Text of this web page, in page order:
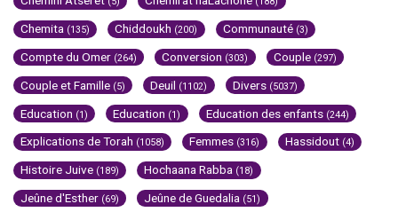
Chemita (135) Chiddoukh (200) Communauté (3)
Compte du Omer (264) Conversion (303) Couple (297)
Couple et Famille (5) Deuil (1102) Divers (5037)
Education (1) Education (1) Education des enfants (244)
Explications de Torah (1058) Femmes (316) Hassidout (4)
Histoire Juive (189) Hochaana Rabba (18)
Jeûne d'Esther (69) Jeûne de Guedalia (51)